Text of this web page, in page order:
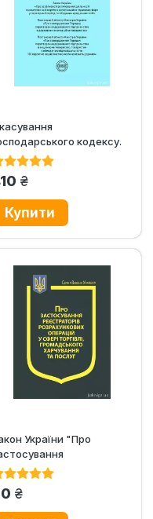
кодексу.
нормативно-
грн.
України "Про
грн.